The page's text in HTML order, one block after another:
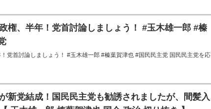
権、半年！党首討論しましょう！ #玉木雄一郎 #榛
！党首討論しましょう！ #玉木雄一郎 #榛葉賀津也 #国民民主党 国民民主党を応
新党結成！国民民主党も勧誘されましたが、間髪入